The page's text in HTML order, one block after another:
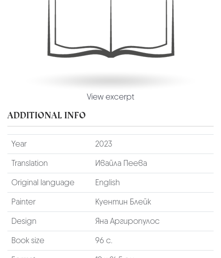
View excerpt
ADDITIONAL INFO
Year
2023
Translation
Ивайла Пеева
Original language
English
Painter
Куентин Блейк
Design
Яна Аргиропулос
Book size
96 с.